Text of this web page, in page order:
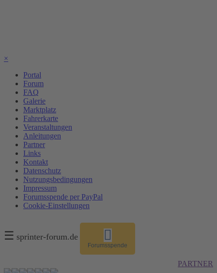
×
Portal
Forum
FAQ
Galerie
Marktplatz
Fahrerkarte
Veranstaltungen
Anleitungen
Partner
Links
Kontakt
Datenschutz
Nutzungsbedingungen
Impressum
Forumsspende per PayPal
Cookie-Einstellungen
☰ sprinter-forum.de
Forumsspende
PARTNER